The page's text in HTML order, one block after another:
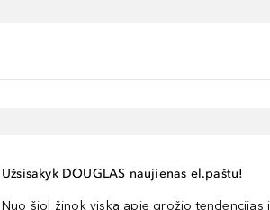
Užsisakyk DOUGLAS naujienas el.paštu!
Nuo šiol žinok viską apie grožio tendencijas